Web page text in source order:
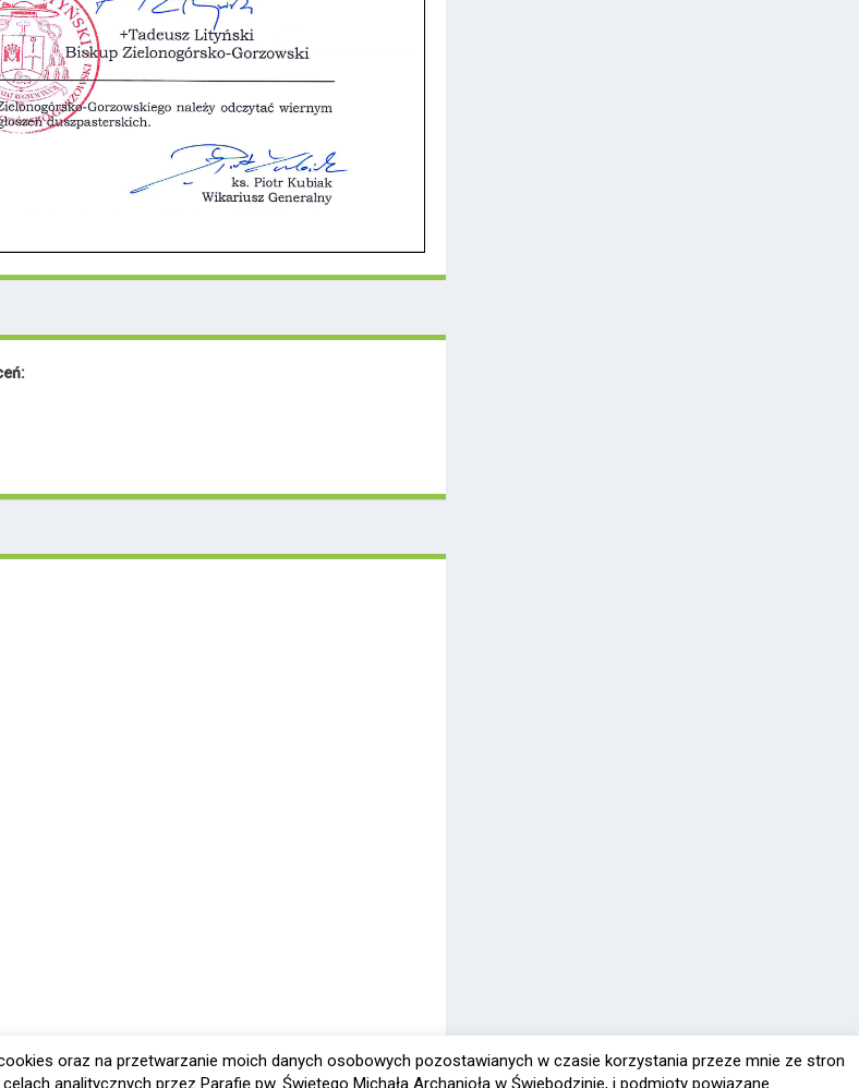
oraz na przetwarzanie moich danych osobowych pozostawianych w czasie korzystania przeze mnie ze stron
analitycznych przez Parafię pw. Świętego Michała Archanioła w Świebodzinie, i podmioty powiązane.